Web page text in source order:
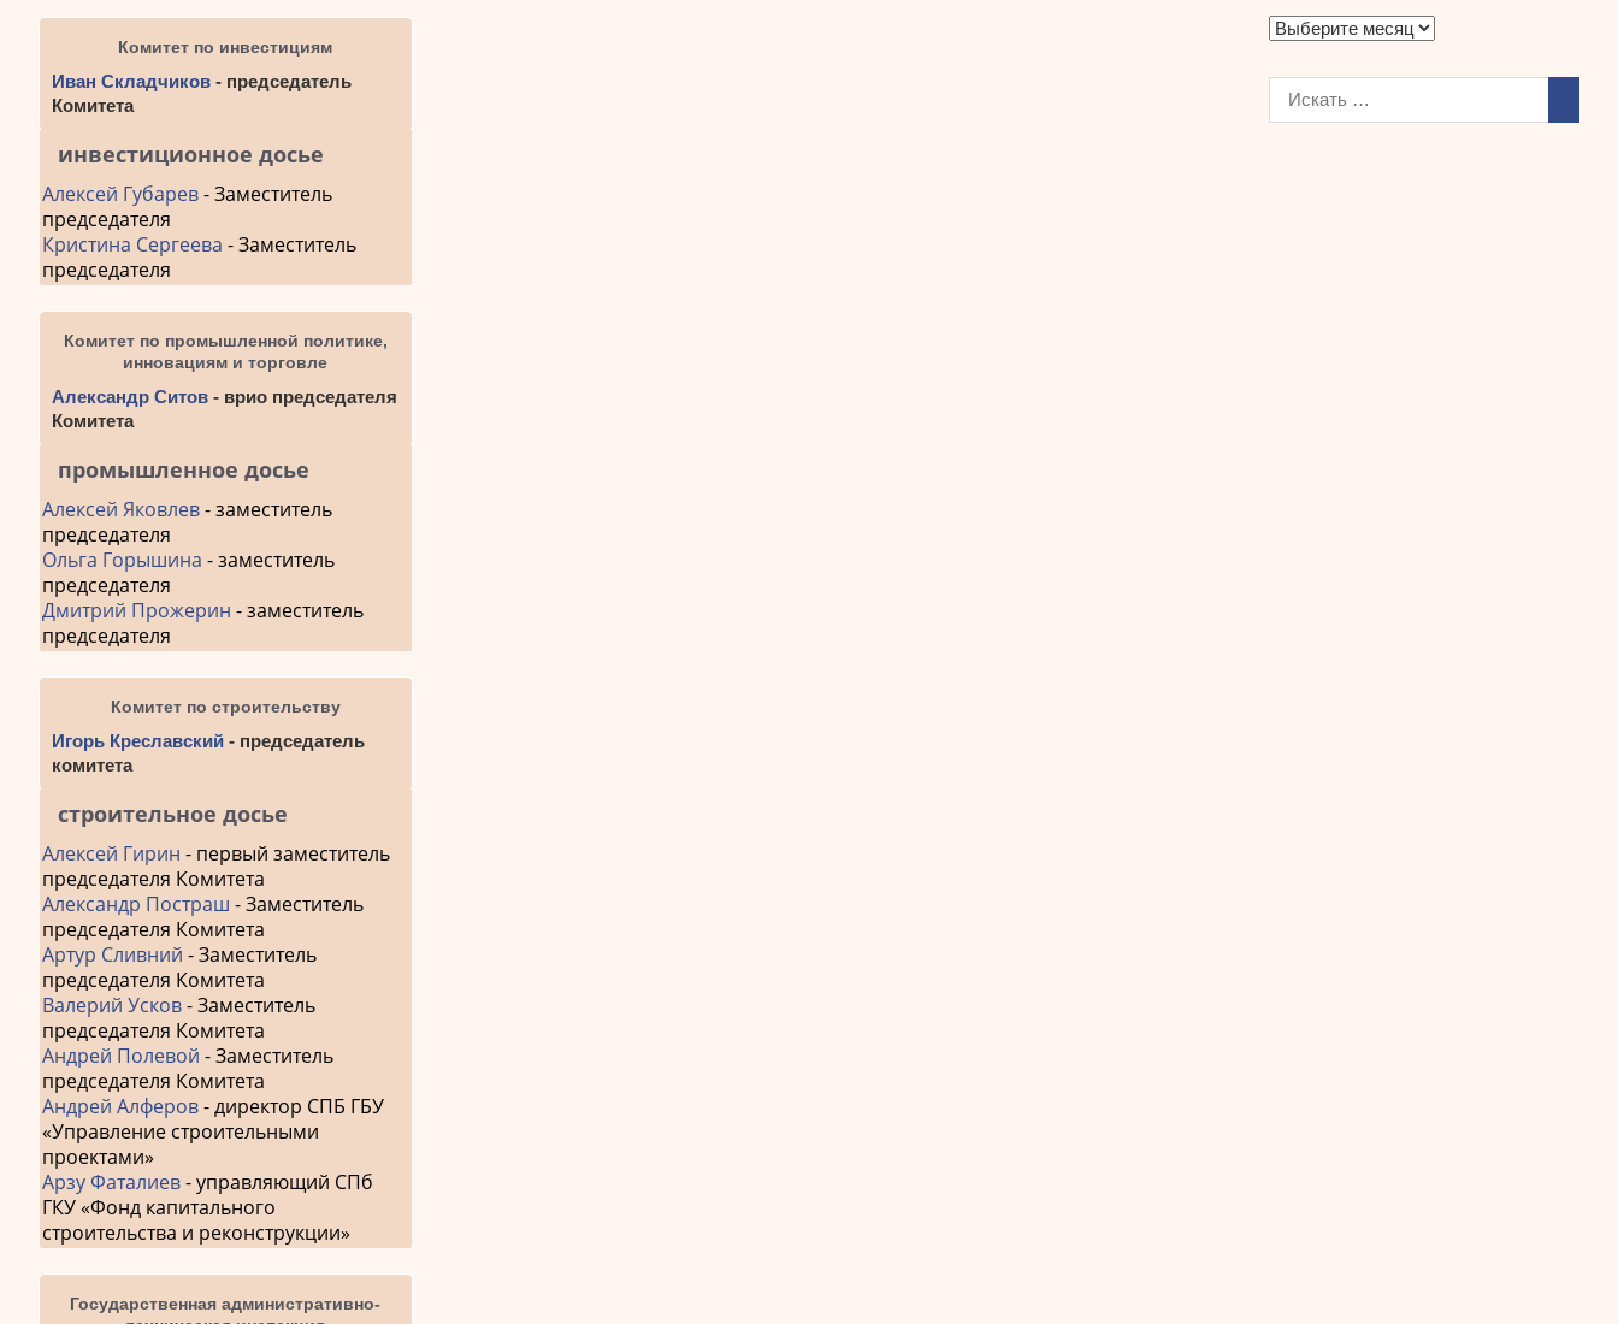
Комитет по инвестициям
Иван Складчиков - председатель
Комитета
инвестиционное досье
Алексей Губарев- Заместитель
председателя
Кристина Сергеева - Заместитель
председателя
Комитет по промышленной политике,
инновациям и торговле
Александр Ситов - врио председателя
Комитета
промышленное досье
Алексей Яковлев- заместитель
председателя
Ольга Горышина - заместитель
председателя
Дмитрий Прожерин - заместитель
председателя
Комитет по строительству
Игорь Креславский - председатель
комитета
строительное досье
Алексей Гирин - первый заместитель
председателя Комитета
Александр Постраш - Заместитель
председателя Комитета
Артур Сливний - Заместитель
председателя Комитета
Валерий Усков- Заместитель
председателя Комитета
Андрей Полевой - Заместитель
председателя Комитета
Андрей Алферов- директор СПБ ГБУ
«Управление строительными
проектами»
Арзу Фаталиев- управляющий СПб
ГКУ «Фонд капитального
строительства и реконструкции»
Государственная административно-
А
х
в